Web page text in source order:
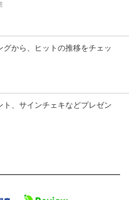
グから、ヒットの推移をチェッ
ト、サインチェキなどプレゼン